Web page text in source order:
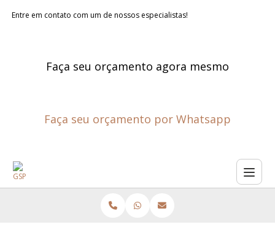
Entre em contato com um de nossos especialistas!
Faça seu orçamento agora mesmo
Faça seu orçamento por Whatsapp